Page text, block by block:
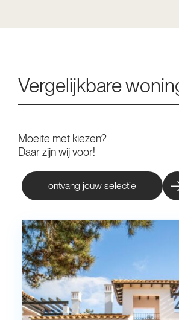
Vergelijkbare
Moeite met kiezen?
Daar zijn wij voor!
ontvang jouw selectie